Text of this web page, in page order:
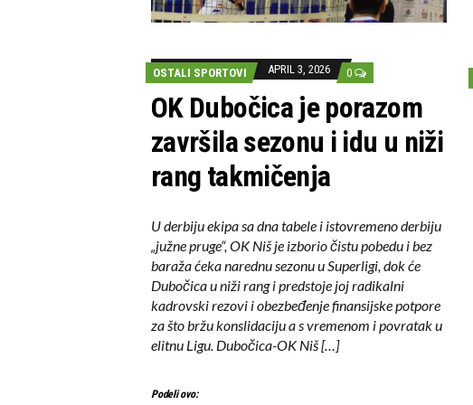
OSTALI SPORTOVI APRIL 3, 2026 0
OK Dubočica je porazom
završila sezonu i idu u niži
rang takmičenja
U derbiju ekipa sa dna tabele i istovremeno derbiju
„južne pruge“, OK Niš je izborio čistu pobedu i bez
baraža ćeka narednu sezonu u Superligi, dok će
Dubočica u niži rang i predstoje joj radikalni
kadrovski rezovi i obezbeđenje finansijske potpore
za što bržu konslidaciju a s vremenom i povratak u
elitnu Ligu. Dubočica-OK Niš […]
Podeli ovo: